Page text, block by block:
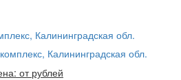
Калининградская обл.
от рублей